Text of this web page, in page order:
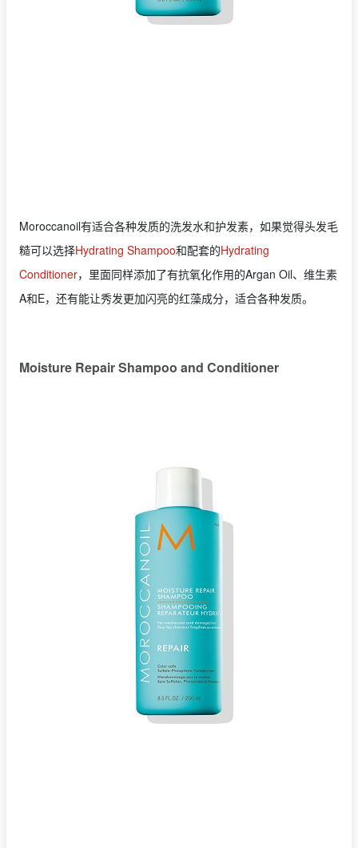
Moroccanoil有适合各种发质的洗发水和护发素，如果觉得头发毛
糙可以选择Hydrating Shampoo和配套的Hydrating
Conditioner，里面同样添加了有抗氧化作用的Argan Oil、维生素
A和E，还有能让秀发更加闪亮的红藻成分，适合各种发质。
Moisture Repair Shampoo and Conditioner